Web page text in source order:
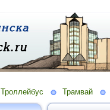
Троллейбус Трамвай